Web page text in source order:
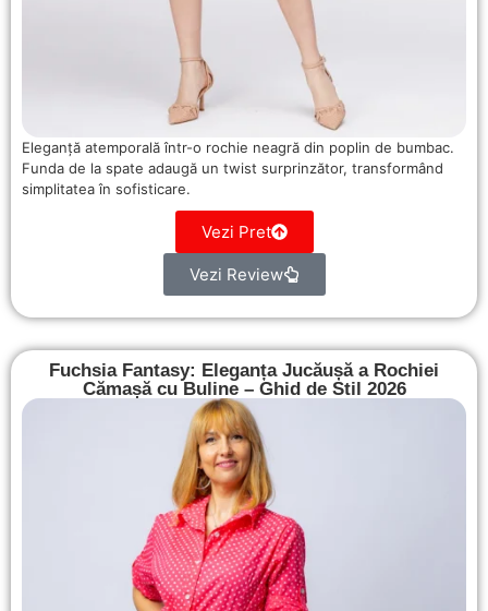
Eleganță atemporală într-o rochie neagră din poplin de bumbac.
Funda de la spate adaugă un twist surprinzător, transformând
simplitatea în sofisticare.
Vezi Pret
Vezi Review
Fuchsia Fantasy: Eleganța Jucăușă a Rochiei
Cămașă cu Buline – Ghid de Stil 2026